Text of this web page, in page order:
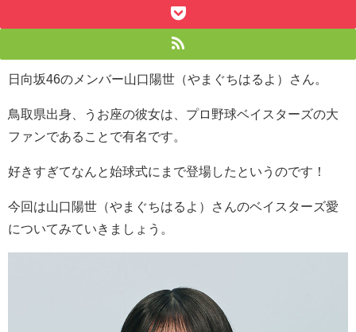
日向坂46のメンバー山口陽世（やまぐちはるよ）さん。
鳥取県出身、うお座の彼女は、プロ野球ベイスターズの大
ファンであることで有名です。
好きすぎてなんと始球式にまで登場したというのです！
今回は山口陽世（やまぐちはるよ）さんのベイスターズ愛
についてみていきましょう。